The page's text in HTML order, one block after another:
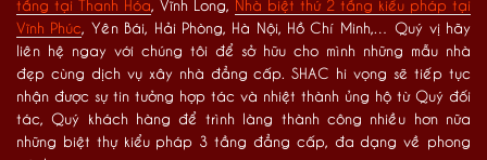
Vĩnh Phúc, Yên Bái, Hải Phòng, Hà Nội, Hồ Chí Minh,… Quý vị hãy
liên hệ ngay với chúng tôi để sở hữu cho mình những mẫu nhà
đẹp cùng dịch vụ xây nhà đẳng cấp. SHAC hi vọng sẽ tiếp tục
nhận được sự tin tưởng hợp tác và nhiệt thành ủng hộ từ Quý đối
tác, Quý khách hàng để trình làng thành công nhiều hơn nữa
những biệt thự kiểu pháp 3 tầng đẳng cấp, đa dạng về phong